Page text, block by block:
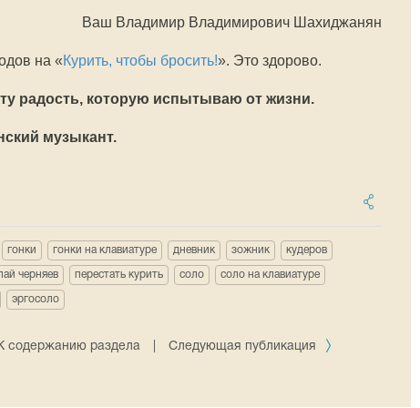
Ваш Владимир Владимирович Шахиджанян
на «Курить, чтобы бросить!». Это здорово.
радость, которую испытываю от жизни.
музыкант.
гонки гонки на клавиатуре дневник зожник кудеров
черняев перестать курить соло соло на клавиатуре
эргосоло
содержанию раздела Следующая публикация